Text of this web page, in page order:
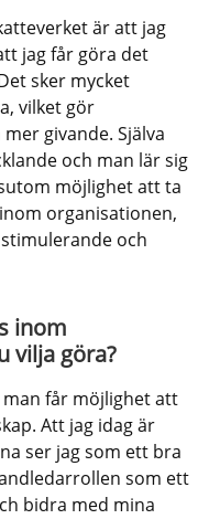
är att jag
jag får göra det
sker mycket
vilket gör
givande. Själva
och man lär sig
möjlighet att ta
organisationen,
och
inom
vilja göra?
man får möjlighet att
Att jag idag är
ser jag som ett bra
som ett
bidra med mina